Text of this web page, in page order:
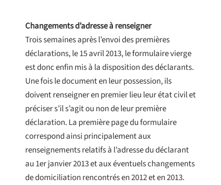
Changements d’adresse à renseigner
Trois semaines après l’envoi des premières
déclarations, le 15 avril 2013, le formulaire vierge
est donc enfin mis à la disposition des déclarants.
Une fois le document en leur possession, ils
doivent renseigner en premier lieu leur état civil et
préciser s’il s’agit ou non de leur première
déclaration. La première page du formulaire
correspond ainsi principalement aux
renseignements relatifs à l’adresse du déclarant
au 1er janvier 2013 et aux éventuels changements
de domiciliation rencontrés en 2012 et en 2013.